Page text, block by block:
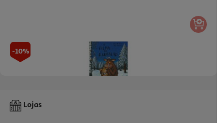
-10%
Livro A Filha Do Grufalão
Lojas